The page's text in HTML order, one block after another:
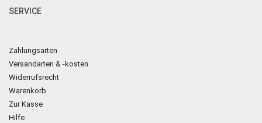
SERVICE
Zahlungsarten
Versandarten & -kosten
Widerrufsrecht
Warenkorb
Zur Kasse
Hilfe